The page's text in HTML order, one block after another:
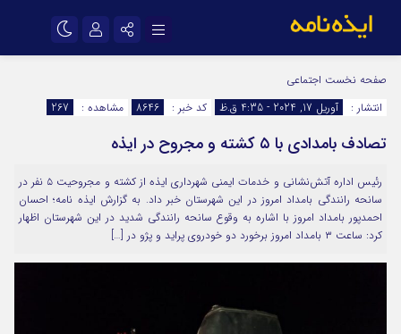
اینستاگرام
سروش
ایتا
آپارات
اپلیکیشن رمز عبور
مرا به خاطر بسپار
صفحه نخست اجتماعی
انتشار :
آوریل 17, 2024 - 4:35 ق.ظ کد خبر : 8646 مشاهده : 267
تصادف بامدادی با ۵ کشته و مجروح در ایذه
رئیس اداره آتش‌نشانی و خدمات ایمنی شهرداری ایذه از کشته و مجروحیت ۵ نفر در
سانحه رانندگی بامداد امروز در این شهرستان خبر داد. به گزارش ایذه نامه؛ احسان
احمدپور بامداد امروز با اشاره به وقوع سانحه رانندگی شدید در این شهرستان اظهار
کرد: ساعت ۳ بامداد امروز برخورد دو خودروی پراید و پژو در […]